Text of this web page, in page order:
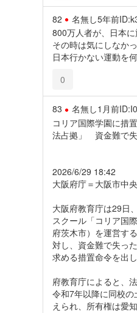
82 名無し5年前
800万人者が、日本
その時は気にしなか
日本行かない運動を
0
83 名無し1月前
コリア国際学園に措
法占拠」 資金難で
2026/6/29 18:42
大阪府庁＝大阪市中
大阪府教育庁は29日
スクール「コリア国
府茨木市）を運営す
対し、資金難で失っ
求める措置命令を出し
府教育庁によると、
令和7年以降に同校の
えられ、所有権は愛